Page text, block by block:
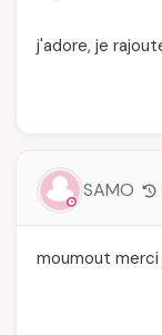
j'adore, je
SAMO
moumout merci